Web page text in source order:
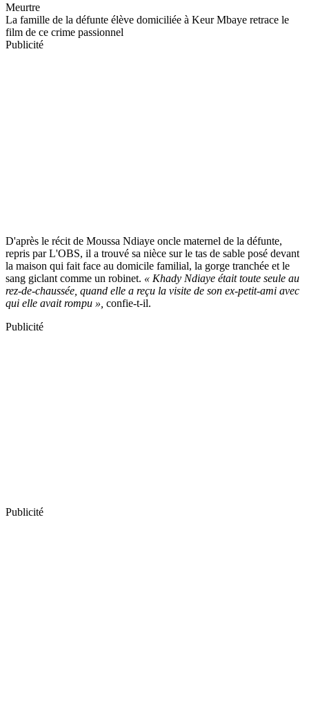
Meurtre
La famille de la défunte élève domiciliée à Keur Mbaye retrace le
film de ce crime passionnel
Publicité
D'après le récit de Moussa Ndiaye oncle maternel de la défunte,
repris par L'OBS, il a trouvé sa nièce sur le tas de sable posé devant
la maison qui fait face au domicile familial, la gorge tranchée et le
sang giclant comme un robinet. « Khady Ndiaye était toute seule au
rez-de-chaussée, quand elle a reçu la visite de son ex-petit-ami avec
qui elle avait rompu », confie-t-il.
Publicité
Publicité